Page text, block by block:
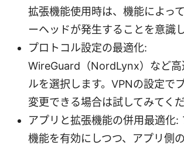
拡張機能使用時は、機能によっ
ーヘッドが発生することを意識し
プロトコル設定の最適化:
WireGuard（NordLynx）など高
ルを選択します。VPNの設定で
変更できる場合は試してみてくだ
アプリと拡張機能の併用最適化:
機能を有効にしつつ、アプリ側